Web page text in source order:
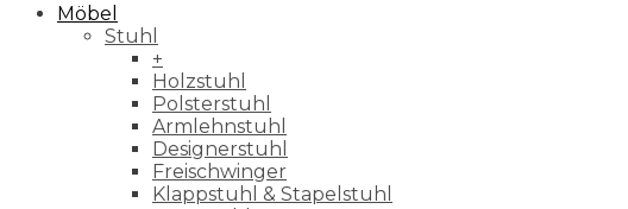
Möbel
Stuhl
+
Holzstuhl
Polsterstuhl
Armlehnstuhl
Designerstuhl
Freischwinger
Klappstuhl & Stapelstuhl